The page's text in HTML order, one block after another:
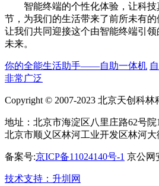
智能终端的个性化体验，让科技
节，为我们的生活带来了前所未有的
让我们共同迎接这个由智能终端引
未来。
你的全能生活助手——自助一体机
非常广泛
Copyright © 2007-2023 北京天创科
地址：北京市海淀区八里庄路62号院
北京市顺义区林河工业开发区林河大
备案号:京ICP备11024140号-1 京公网
技术支持：升圳网